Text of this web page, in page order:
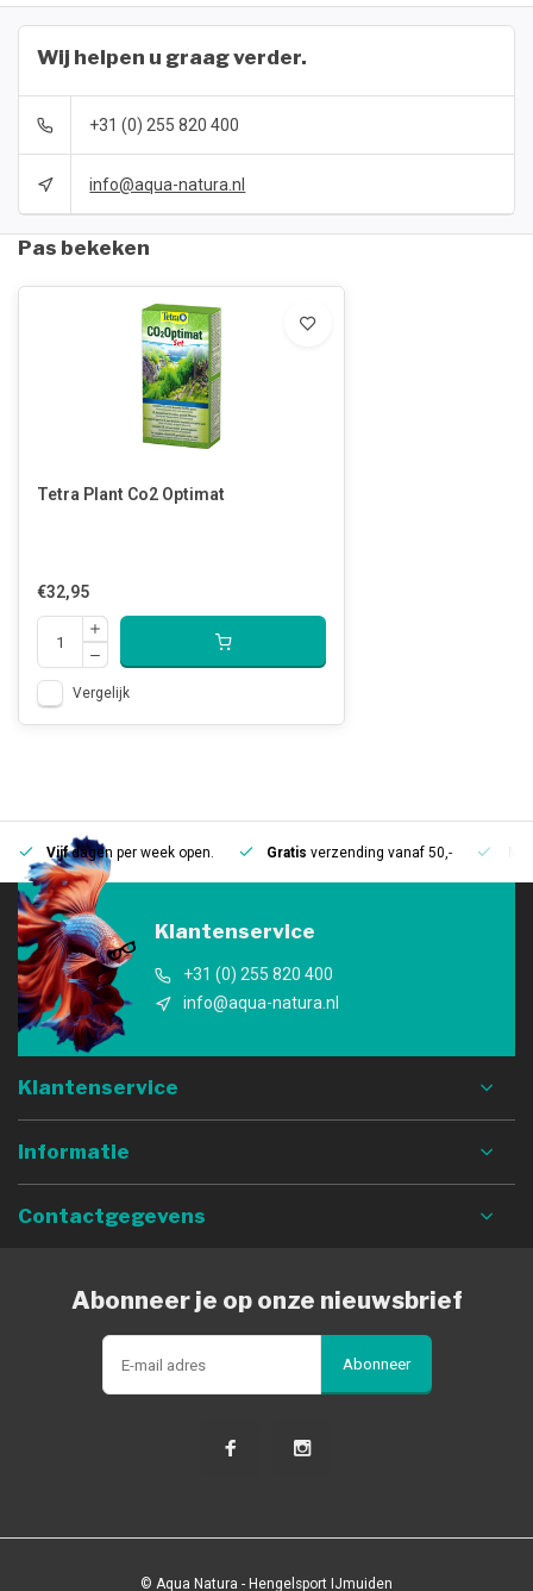
Wij helpen u graag verder.
+31 (0) 255 820 400
info@aqua-natura.nl
Pas bekeken
Tetra Plant Co2 Optimat
€32,95
Vergelijk
Vijfdagen per week open. Gratis verzending vanaf 50,-
Klantenservice
+31 (0) 255 820 400
info@aqua-natura.nl
Klantenservice
Informatie
Contactgegevens
Abonneer je op onze nieuwsbrief
Abonneer
© Aqua Natura - Hengelsport IJmuiden